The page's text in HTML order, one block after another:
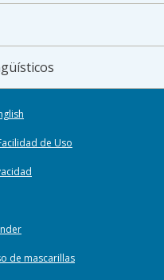
de Uso
de mascarillas